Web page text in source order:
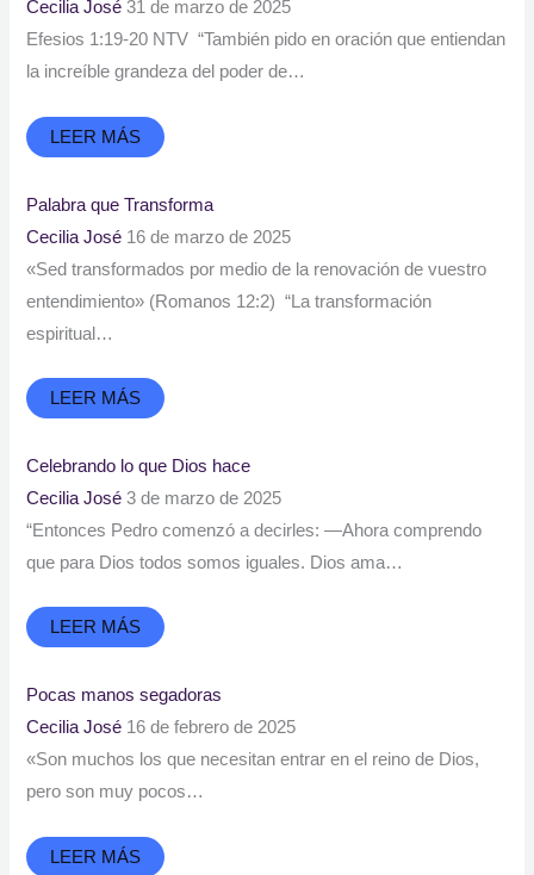
Cecilia José 31 de marzo de 2025
Efesios 1:19-20 NTV “También pido en oración que entiendan
la increíble grandeza del poder de…
LEER MÁS
Palabra que Transforma
Cecilia José 16 de marzo de 2025
«Sed transformados por medio de la renovación de vuestro
entendimiento» (Romanos 12:2) “La transformación
espiritual…
LEER MÁS
Celebrando lo que Dios hace
Cecilia José 3 de marzo de 2025
“Entonces Pedro comenzó a decirles: —Ahora comprendo
que para Dios todos somos iguales. Dios ama…
LEER MÁS
Pocas manos segadoras
Cecilia José 16 de febrero de 2025
«Son muchos los que necesitan entrar en el reino de Dios,
pero son muy pocos…
LEER MÁS